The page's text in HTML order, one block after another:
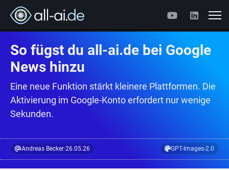
So fügst du all-ai.de bei Google
News hinzu
Eine neue Funktion stärkt kleinere Plattformen. Die
Aktivierung im Google-Konto erfordert nur wenige
Sekunden.
Andreas Becker·26.05.26 GPT-Images-2.0